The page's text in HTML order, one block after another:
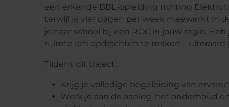
een erkende BBL-opleiding richting
terwijl je vier dagen per week meewerkt in
je naar school bij een ROC in jouw regio.
ruimte om opdrachten te maken – uiteraard
Tijdens dit traject:
Krijg je volledige begeleiding van
Werk je aan de aanleg, het onderhoud